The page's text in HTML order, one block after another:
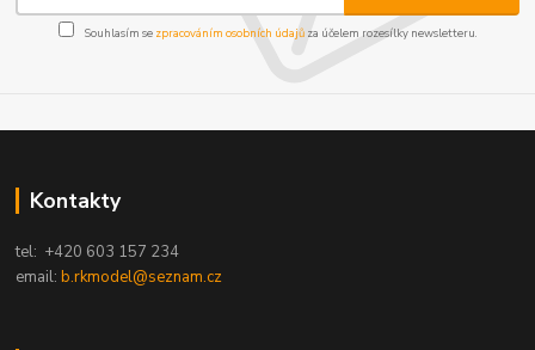
Souhlasím se zpracováním osobních údajůza účelem rozesílky newsletteru.
Kontakty
tel: +420 603 157 234
email:b.rkmodel@seznam.cz